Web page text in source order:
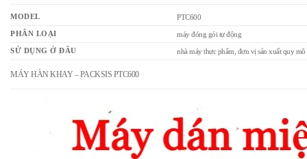
MODEL
PTC600
PHÂN LOẠI
máy đóng gói tự động
SỬ DỤNG Ở ĐÂU
nhà máy thực phẩm, đơn vị sản xuất quy
MÁY HÀN KHAY – PACKSIS PTC600